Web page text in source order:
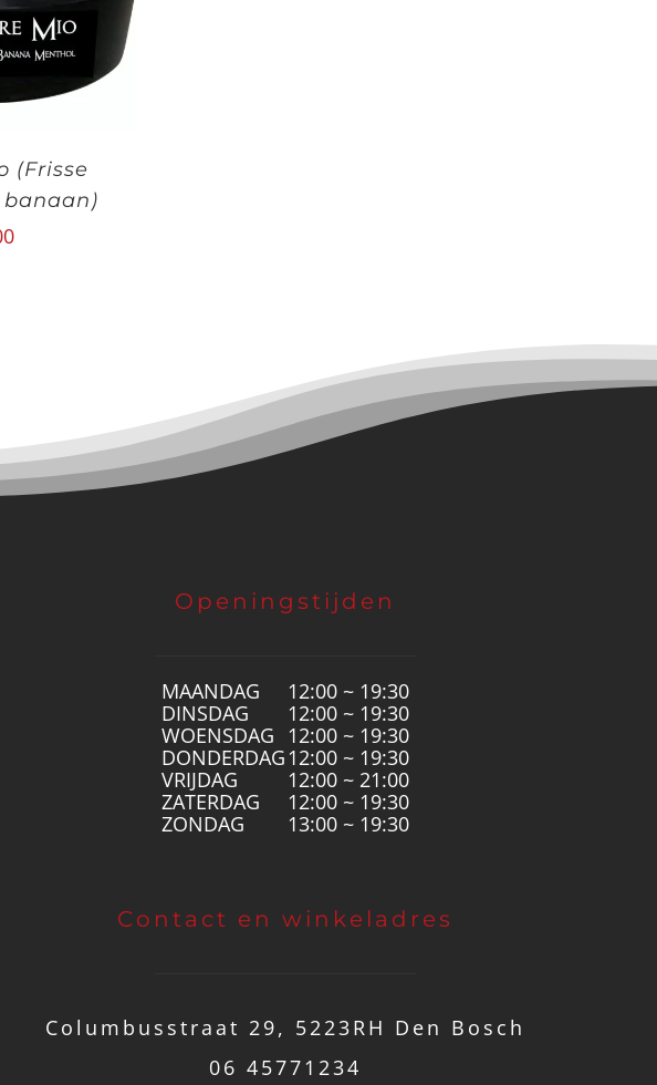
(Frisse
Openingstijden
MAANDAG
12:00 ~ 19:30
DINSDAG
12:00 ~ 19:30
WOENSDAG
12:00 ~ 19:30
DONDERDAG 12:00 ~ 19:30
VRIJDAG
12:00 ~ 21:00
ZATERDAG
12:00 ~ 19:30
ZONDAG
13:00 ~ 19:30
Contact en winkeladres
Columbusstraat 29, 5223RH Den Bosch
06 45771234